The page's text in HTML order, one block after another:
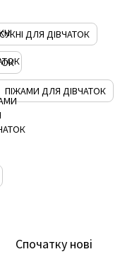
СУКНІ ДЛЯ ДІВЧАТОК
ПІЖАМИ ДЛЯ ДІВЧАТОК
Спочатку нові